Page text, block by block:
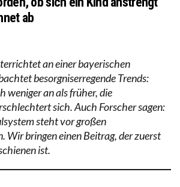
ab
an einer bayerischen
besorgniserregende Trends:
weniger an als früher, die
sich. Auch Forscher sagen:
steht vor großen
Wir bringen einen Beitrag, der zuerst
ist.